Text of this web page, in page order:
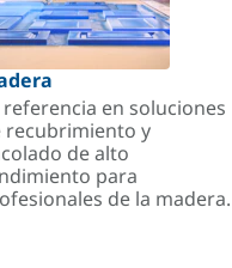
referencia en soluciones
recubrimiento y
de alto
para
de la madera.